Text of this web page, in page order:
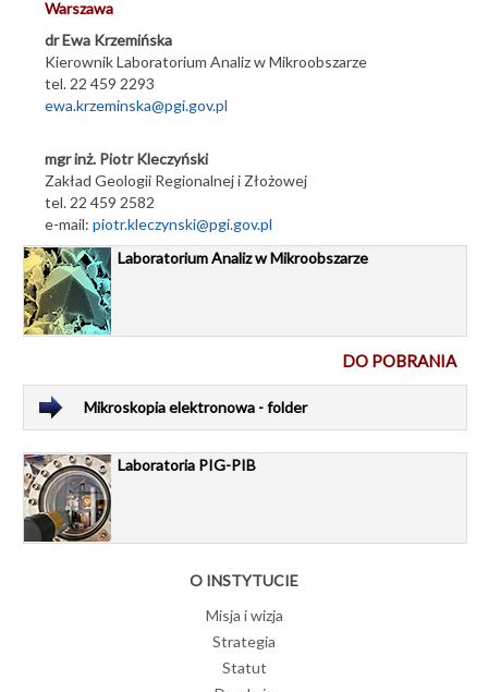
Warszawa
dr Ewa Krzemińska
Kierownik Laboratorium Analiz w Mikroobszarze
tel. 22 459 2293
ewa.krzeminska@pgi.gov.pl
mgr inż. Piotr Kleczyński
Zakład Geologii Regionalnej i Złożowej
tel. 22 459 2582
e-mail: piotr.kleczynski@pgi.gov.pl
Laboratorium Analiz w Mikroobszarze
DO POBRANIA
Mikroskopia elektronowa - folder
Laboratoria PIG-PIB
O INSTYTUCIE
Misja i wizja
Strategia
Statut